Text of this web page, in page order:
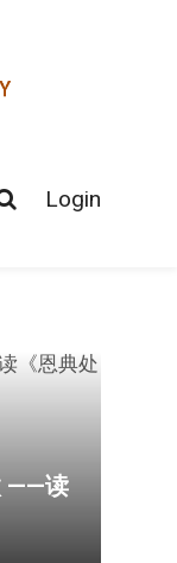
Login
——读